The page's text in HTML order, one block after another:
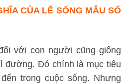
CỦA LẼ SỐNG MẪU SỐ
với con người cũng giống
đường. Đó chính là mục tiêu
trong cuộc sống. Nhưng